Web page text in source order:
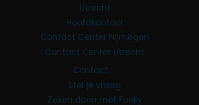
Utrecht
Hoofdkantoor
Contact Center Nijmegen
Contact Center Utrecht
Contact
Stel je vraag
Zaken doen met Fonky